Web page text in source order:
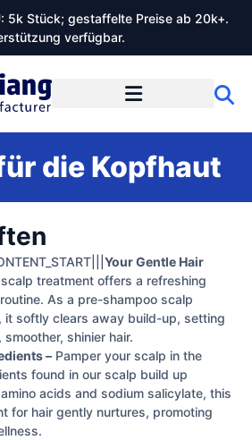
5k Stück; gestaffelte Preise ab 20k+.
verfügbar.
die Kopfhaut
Your Gentle Hair
treatment offers a refreshing
As a pre-shampoo scalp
it softly clears away build-up, setting
shinier hair.
– Pamper your scalp in the
found in our scalp build up
acids and sodium salicylate, this
for hair gently nurtures, promoting